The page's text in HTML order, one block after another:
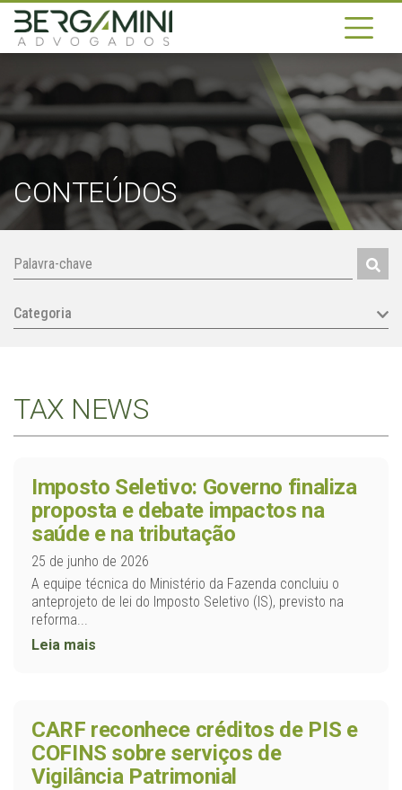
CONTEÚDOS
Categoria
TAX NEWS
Imposto Seletivo: Governo finaliza
proposta e debate impactos na
saúde e na tributação
25 de junho de 2026
A equipe técnica do Ministério da Fazenda concluiu o
anteprojeto de lei do Imposto Seletivo (IS), previsto na
reforma...
Leia mais
CARF reconhece créditos de PIS e
COFINS sobre serviços de
Vigilância Patrimonial